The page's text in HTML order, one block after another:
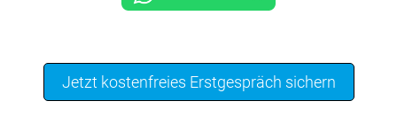
Jetzt kostenfreies Erstgespräch sichern